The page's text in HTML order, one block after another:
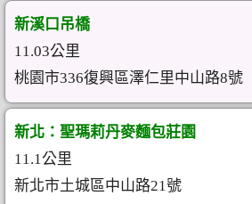
新溪口吊橋
11.03公里
桃園市336復興區澤仁里中山路8號
新北：聖瑪莉丹麥麵包莊園
11.1公里
新北市土城區中山路21號